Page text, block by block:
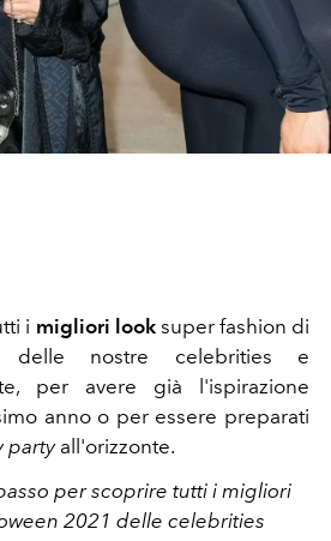
i migliori look super fashion di
delle nostre celebrities e
per avere già l'ispirazione
anno o per essere preparati
party all'orizzonte.
per scoprire tutti i migliori
2021 delle celebrities